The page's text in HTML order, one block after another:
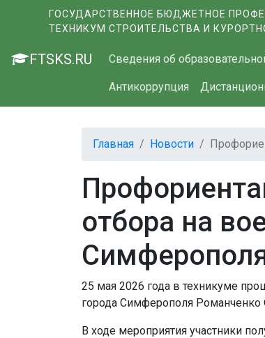
ГОСУДАРСТВЕННОЕ БЮДЖЕТНОЕ
ТЕХНИКУМ СТРОИТЕЛЬСТВА И
FTSKS.RU Сведения об
Антикоррупция
Главная Новости
отбора на
25 мая 2026 года в техникуме
города Симферополя
В ходе мероприятия участники